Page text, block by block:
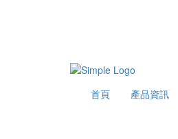
首頁 產品資訊